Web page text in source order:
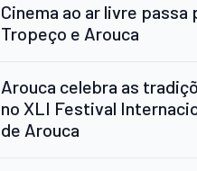
Cinema ao ar livre passa
Tropeço e Arouca
Arouca celebra as
no XLI Festival
de Arouca